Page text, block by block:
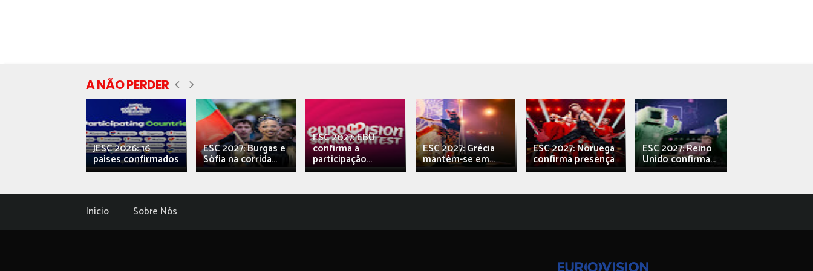
A NÃO PERDER
JESC 2026: 16
países confirmados
ESC 2027: Burgas e
Sófia na corrida...
ESC 2027: EBU
confirma a
participação...
ESC 2027: Grécia
mantém-se em...
ESC 2027: Noruega
confirma presença
ESC 2027: Reino
Unido confirma...
Início Sobre Nós